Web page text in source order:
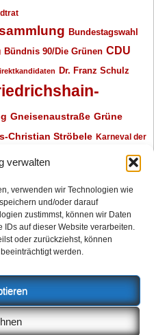
verwalten
verwenden wir Technologien wie
und/oder darauf
zustimmst, können wir Daten
auf dieser Website verarbeiten.
oder zurückziehst, können
werden.
Bundestagswahl
Bündnis 90/Die Grünen CDU
Dr. Franz Schulz
Gneisenaustraße Grüne
Christian Ströbele Karneval der
Piratenpartei Polizeimeldungen